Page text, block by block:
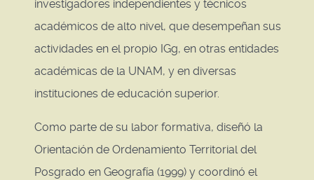
investigadores independientes y técnicos
académicos de alto nivel, que desempeñan sus
actividades en el propio IGg, en otras entidades
académicas de la UNAM, y en diversas
instituciones de educación superior.
Como parte de su labor formativa, diseñó la
Orientación de Ordenamiento Territorial del
Posgrado en Geografía (1999) y coordinó el